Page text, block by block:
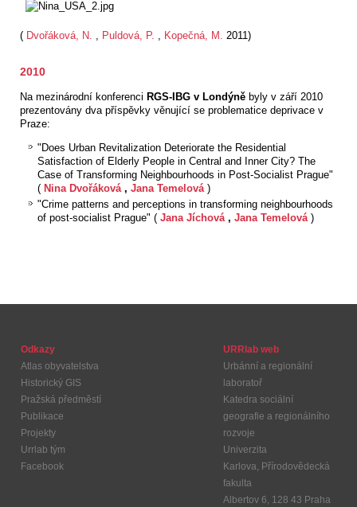
( Dvořáková, N. , Puldová, P. , Kopečná, M. 2011)
2010
Na mezinárodní konferenci RGS-IBG v Londýně byly v září 2010
prezentovány dva příspěvky věnující se problematice deprivace v
Praze:
"Does Urban Revitalization Deteriorate the Residential
Satisfaction of Elderly People in Central and Inner City? The
Case of Transforming Neighbourhoods in Post-Socialist Prague"
( Nina Dvořáková , Jana Temelová )
"Crime patterns and perceptions in transforming neighbourhoods
of post-socialist Prague" ( Jana Jíchová , Jana Temelová )
Odkazy
Atlas obyvatelstva
Historický GIS
Pražská předměstí
Publikace
Projekty
Urrlab tým
Facebook
URRlab web
Urbánní a regionální
laboratoř
Katedra sociální
geografie a regionálního
rozvoje
Univerzita
Karlova, Přírodovědecká
fakulta
Albertov 6, 128 43 Praha